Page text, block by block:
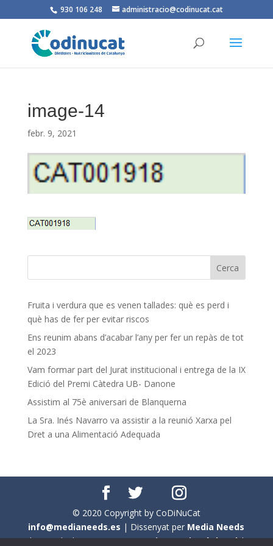
930 106 248 administracio@codinucat.cat
image-14
febr. 9, 2021
Fruita i verdura que es venen tallades: què es perd i
què has de fer per evitar riscos
Ens reunim abans d’acabar l’any per fer un repàs de tot
el 2023
Vam formar part del Jurat institucional i entrega de la IX
Edició del Premi Càtedra UB- Danone
Assistim al 75è aniversari de Blanquerna
La Sra. Inés Navarro va assistir a la reunió Xarxa pel
Dret a una Alimentació Adequada
© 2020 Copyright by CoDiNuCat
info@medianeeds.es | Dissenyat per Media Needs
| Tots els drets reservats aCoDiNuCat |Avís legal|